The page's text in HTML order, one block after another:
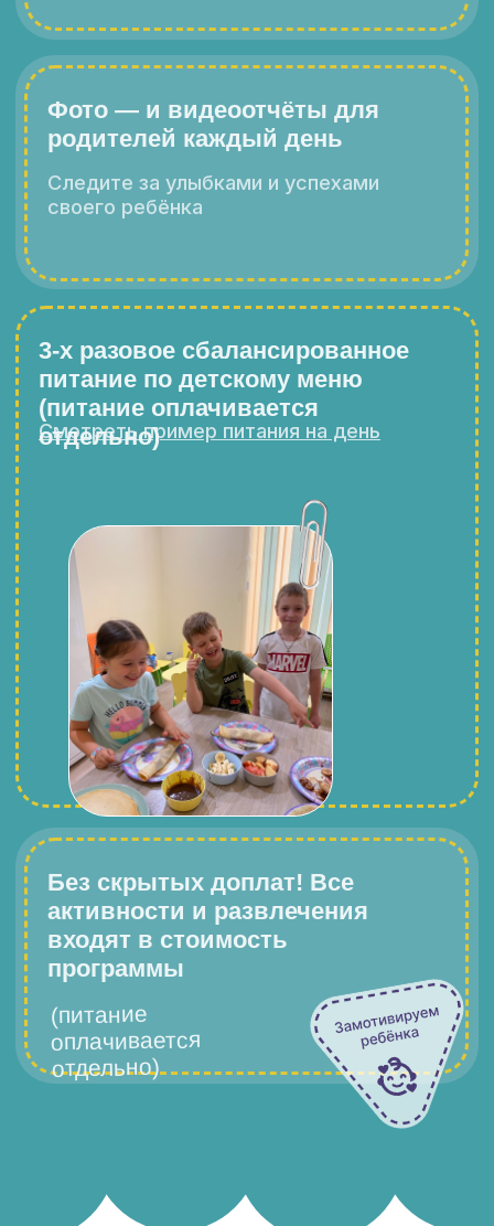
с 1 июня по 30 августа
Зимние каникулы
с 5 по 10 января
с 1 июня по 30 августа
Зимние каникулы
Летние каникулы
Расписание:
ул. Коштоянца, 47, корп. 1, Москва
Расписание:
ул. Проспект Вернадского,
63 Москва
чувствуют себя